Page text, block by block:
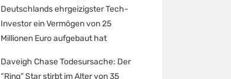
Deutschlands ehrgeizigster Tech-
Investor ein Vermögen von 25
Millionen Euro aufgebaut hat
Daveigh Chase Todesursache: Der
“Ring” Star stirbt im Alter von 35